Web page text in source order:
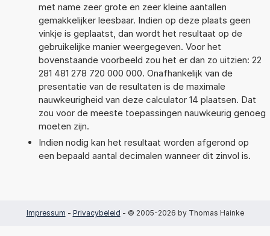
met name zeer grote en zeer kleine aantallen
gemakkelijker leesbaar. Indien op deze plaats geen
vinkje is geplaatst, dan wordt het resultaat op de
gebruikelijke manier weergegeven. Voor het
bovenstaande voorbeeld zou het er dan zo uitzien: 22
281 481 278 720 000 000. Onafhankelijk van de
presentatie van de resultaten is de maximale
nauwkeurigheid van deze calculator 14 plaatsen. Dat
zou voor de meeste toepassingen nauwkeurig genoeg
moeten zijn.
Indien nodig kan het resultaat worden afgerond op
een bepaald aantal decimalen wanneer dit zinvol is.
Impressum - Privacybeleid - © 2005-2026 by Thomas Hainke